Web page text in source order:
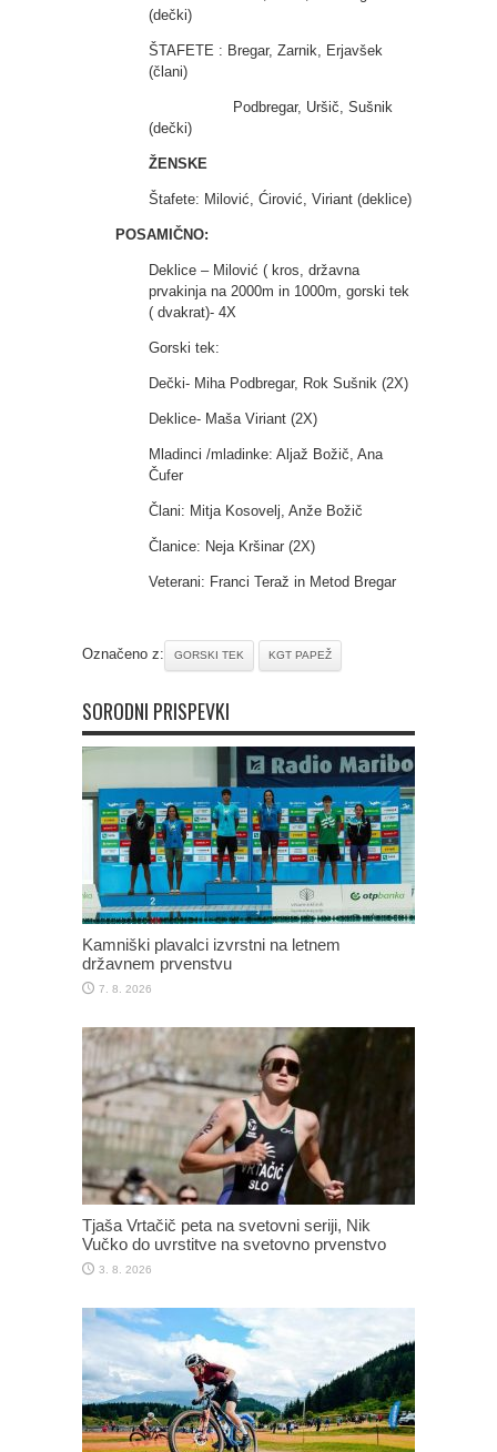
(dečki)
ŠTAFETE : Bregar, Zarnik, Erjavšek
(člani)
Podbregar, Uršič, Sušnik
(dečki)
ŽENSKE
Štafete: Milović, Ćirović, Viriant (deklice)
POSAMIČNO:
Deklice – Milović ( kros, državna
prvakinja na 2000m in 1000m, gorski tek
( dvakrat)- 4X
Gorski tek:
Dečki- Miha Podbregar, Rok Sušnik (2X)
Deklice- Maša Viriant (2X)
Mladinci /mladinke: Aljaž Božič, Ana
Čufer
Člani: Mitja Kosovelj, Anže Božič
Članice: Neja Kršinar (2X)
Veterani: Franci Teraž in Metod Bregar
Označeno z: GORSKI TEK KGT PAPEŽ
SORODNI PRISPEVKI
Kamniški plavalci izvrstni na letnem
državnem prvenstvu
7. 8. 2026
Tjaša Vrtačič peta na svetovni seriji, Nik
Vučko do uvrstitve na svetovno prvenstvo
3. 8. 2026